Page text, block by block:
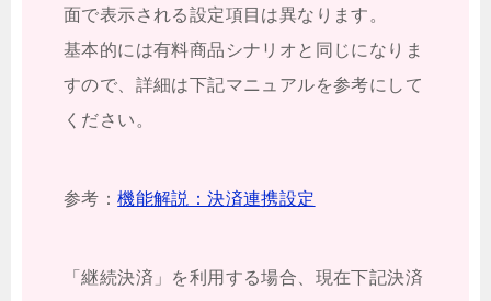
面で表示される設定項目は異なります。
基本的には有料商品シナリオと同じになりま
すので、詳細は下記マニュアルを参考にして
ください。
参考：機能解説：決済連携設定
「継続決済」を利用する場合、現在下記決済